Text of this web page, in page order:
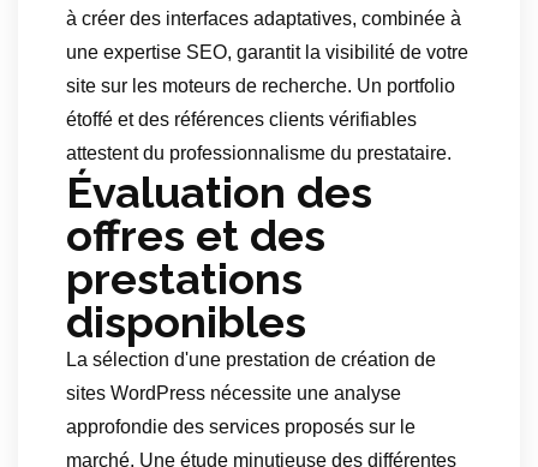
à créer des interfaces adaptatives, combinée à
une expertise SEO, garantit la visibilité de votre
site sur les moteurs de recherche. Un portfolio
étoffé et des références clients vérifiables
attestent du professionnalisme du prestataire.
Évaluation des
offres et des
prestations
disponibles
La sélection d'une prestation de création de
sites WordPress nécessite une analyse
approfondie des services proposés sur le
marché. Une étude minutieuse des différentes